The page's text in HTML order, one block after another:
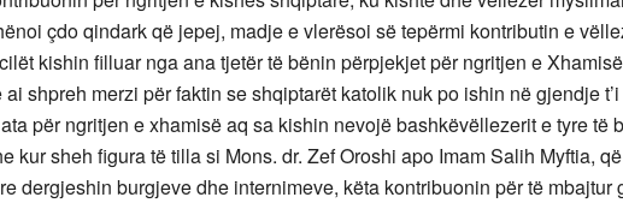
çdo qindark që jepej, madje e vlerësoi së tepërmi kontributin e
kishin filluar nga ana tjetër të bënin përpjekjet për ngritjen e
ai shpreh merzi për faktin se shqiptarët katolik nuk po ishin në gjendje t’i
për ngritjen e xhamisë aq sa kishin nevojë bashkëvëllezerit e tyre të
kur sheh figura të tilla si Mons. dr. Zef Oroshi apo Imam Salih Myftia,
dergjeshin burgjeve dhe internimeve, këta kontribuonin për të mbajtur